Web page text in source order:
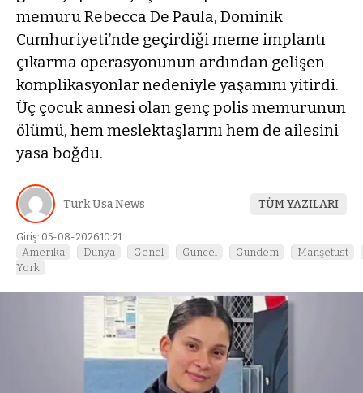
memuru Rebecca De Paula, Dominik
Cumhuriyeti’nde geçirdiği meme implantı
çıkarma operasyonunun ardından gelişen
komplikasyonlar nedeniyle yaşamını yitirdi.
Üç çocuk annesi olan genç polis memurunun
ölümü, hem meslektaşlarını hem de ailesini
yasa boğdu.
Turk Usa News TÜM YAZILARI
Giriş: 05-08-2026 10:21
Amerika Dünya Genel Güncel Gündem
Manşetüst
York